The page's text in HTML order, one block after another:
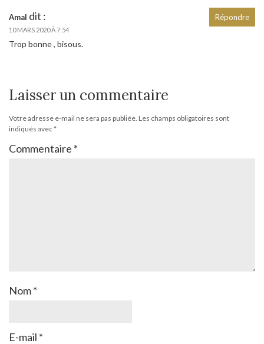
Amal dit :
10 MARS 2020 À 7:54
Trop bonne , bisous.
Répondre
Laisser un commentaire
Votre adresse e-mail ne sera pas publiée. Les champs obligatoires sont
indiqués avec*
Commentaire *
Nom*
E-mail *